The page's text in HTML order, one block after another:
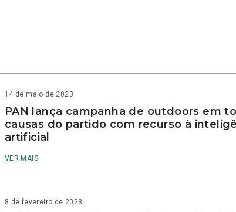
14 de maio de 2023
PAN lança campanha de outdoors em
causas do partido com recurso à
artificial
VER MAIS
8 de fevereiro de 2023